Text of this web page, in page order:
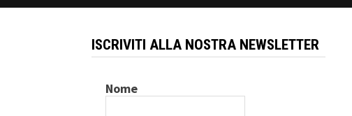
ISCRIVITI ALLA NOSTRA NEWSLETTER
Nome